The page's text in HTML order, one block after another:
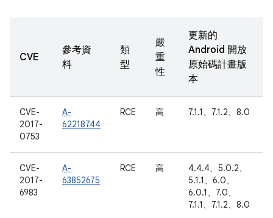
CVE
參考資
料
類
型
嚴
重
性
更新的
Android 開放
原始碼計畫版
本
CVE-
2017-
0753
A-
62218744
RCE 高 7.1.1、7.1.2、8.0
CVE-
2017-
6983
A-
63852675
RCE 高
4.4.4、5.0.2、
5.1.1、6.0、
6.0.1、7.0、
7.1.1、7.1.2、8.0